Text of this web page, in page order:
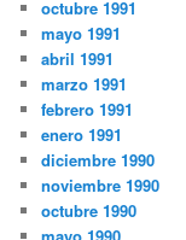
octubre 1991
mayo 1991
abril 1991
marzo 1991
febrero 1991
enero 1991
diciembre 1990
noviembre 1990
octubre 1990